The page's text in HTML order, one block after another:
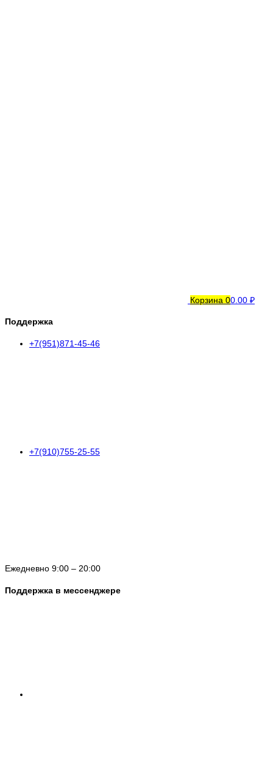
Корзина 00.00 ₽
Поддержка
+7(951)871-45-46
+7(910)755-25-55
Ежедневно 9:00 – 20:00
Поддержка в мессенджере